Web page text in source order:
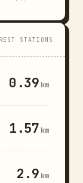
STATIONS
0.39 km
1.57 km
2.9 km